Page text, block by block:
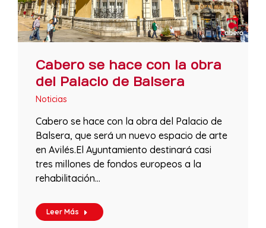
Cabero se hace con la obra
del Palacio de Balsera
Noticias
Cabero se hace con la obra del Palacio de
Balsera, que será un nuevo espacio de arte
en Avilés.El Ayuntamiento destinará casi
tres millones de fondos europeos a la
rehabilitación…
Leer Más